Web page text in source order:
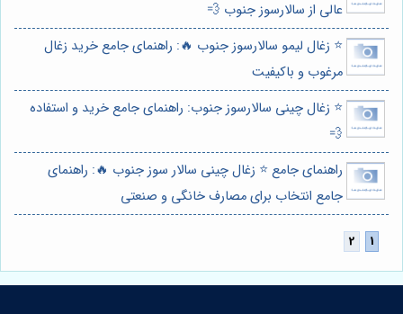
عالی از سالارسوز جنوب 💨
⭐️ زغال لیمو سالارسوز جنوب 🔥: راهنمای جامع خرید زغال
مرغوب و باکیفیت
⭐️ زغال چینی سالارسوز جنوب: راهنمای جامع خرید و استفاده
💨
راهنمای جامع ⭐️ زغال چینی سالار سوز جنوب 🔥: راهنمای
جامع انتخاب برای مصارف خانگی و صنعتی